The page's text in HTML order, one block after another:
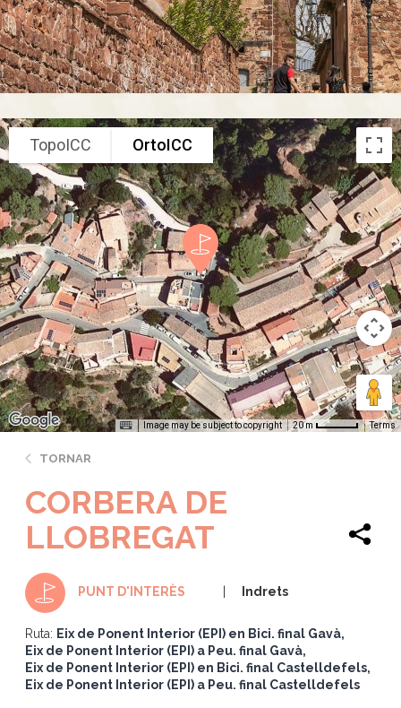
TopoICC OrtoICC
Image may be subject to copyright 20 m Terms
TORNAR
CORBERA DE
LLOBREGAT
PUNT D'INTERÈS Indrets
Ruta: Eix de Ponent Interior (EPI) en Bici. final Gavà
Eix de Ponent Interior (EPI) a Peu. final Gavà
Eix de Ponent Interior (EPI) en Bici. final Castelldefels
Eix de Ponent Interior (EPI) a Peu. final Castelldefels